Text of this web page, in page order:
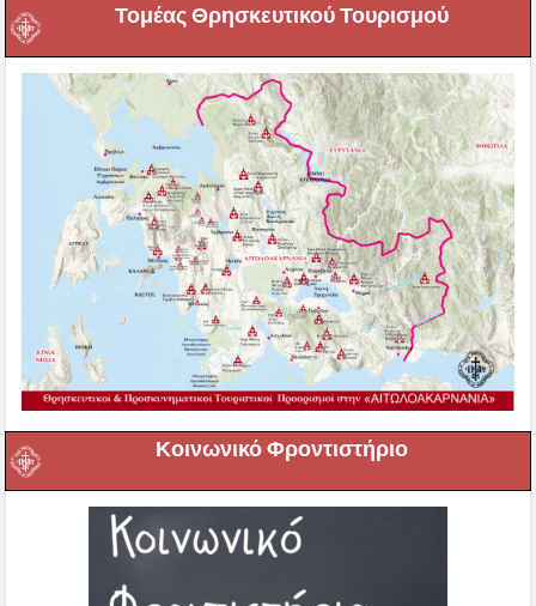
Τομέας Θρησκευτικού Τουρισμού
Κοινωνικό Φροντιστήριο